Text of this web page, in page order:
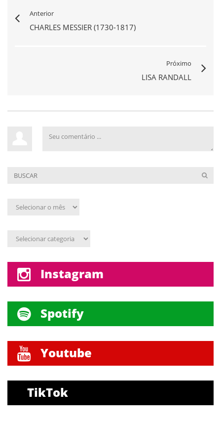
Anterior
CHARLES MESSIER (1730-1817)
Próximo
LISA RANDALL
Arquivo
Assunto
Instagram
Spotify
Youtube
TikTok